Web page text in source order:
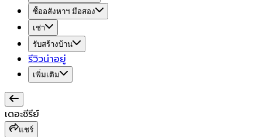
ซื้ออสังหาฯ มือสอง
เช่า
รับสร้างบ้าน
รีวิวน่าอยู่
เพิ่มเติม
เดอะซีรีย์
แชร์